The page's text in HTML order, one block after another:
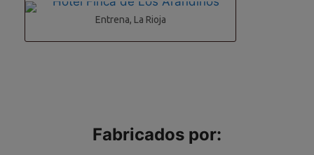
Entrena, La Rioja
Fabricados por: